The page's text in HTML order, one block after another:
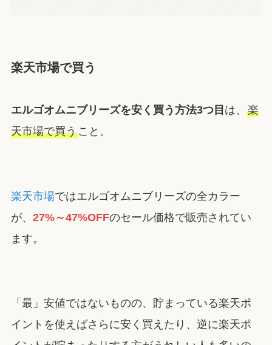
楽天市場で買う
エルゴオムニブリーズを安く買う方法3つ目 は、 楽
天市場で買うこと。
楽天市場ではエルゴオムニブリーズの全カラー
が、 27%～47%OFFのセール価格で販売されてい
ます。
「最」安値ではないものの、貯まっている楽天ポ
イントを使えばさらに安く買えたり、逆に楽天ポ